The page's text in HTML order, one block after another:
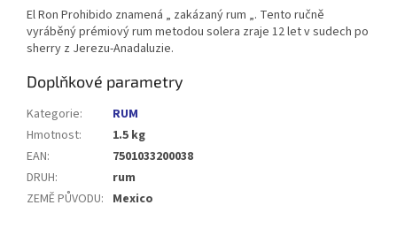
El Ron Prohibido znamená „ zakázaný rum „. Tento ručně
vyráběný prémiový rum metodou solera zraje 12 let v sudech po
sherry z Jerezu-Anadaluzie.
Doplňkové parametry
Kategorie:
RUM
Hmotnost:
1.5 kg
EAN:
7501033200038
DRUH:
rum
ZEMĚ PŮVODU: Mexico